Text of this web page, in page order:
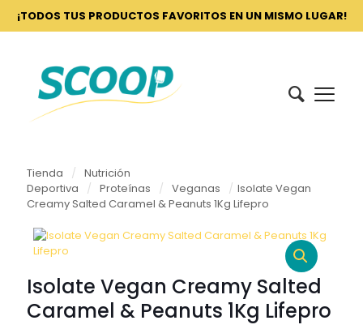
¡TODOS TUS PRODUCTOS FAVORITOS EN UN MISMO LUGAR!
Tienda / Nutrición
Deportiva
/ Proteínas / Veganas / Isolate Vegan
Creamy Salted Caramel & Peanuts 1Kg Lifepro
Isolate Vegan Creamy Salted
Caramel & Peanuts 1Kg Lifepro